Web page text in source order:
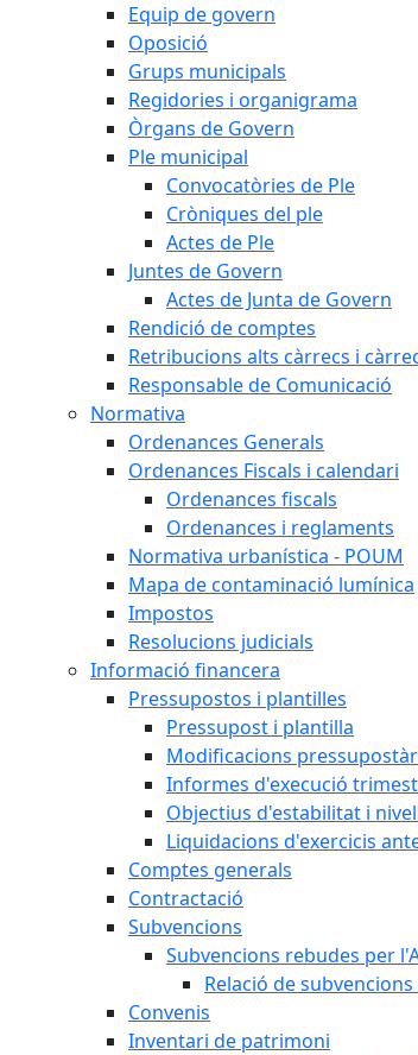
Equip de govern
Oposició
Grups municipals
Regidories i organigrama
Òrgans de Govern
Ple municipal
Convocatòries de Ple
Cròniques del ple
Actes de Ple
Juntes de Govern
Actes de Junta de Govern
Rendició de comptes
Retribucions alts càrrecs i
Responsable de Comunicació
Normativa
Ordenances Generals
Ordenances Fiscals i calendari
Ordenances fiscals
Ordenances i reglaments
Normativa urbanística - POUM
Mapa de contaminació lumínica
Impostos
Resolucions judicials
Informació financera
Pressupostos i plantilles
Pressupost i plantilla
Modificacions
Informes d'execució
Objectius d'estabilitat i
Liquidacions d'exercicis
Comptes generals
Contractació
Subvencions
Subvencions rebudes per
Relació de
Convenis
Inventari de patrimoni